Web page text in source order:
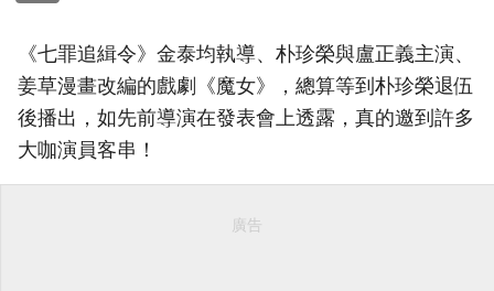
《七罪追緝令》金泰均執導、朴珍榮與盧正義主演、
姜草漫畫改編的戲劇《魔女》，總算等到朴珍榮退伍
後播出，如先前導演在發表會上透露，真的邀到許多
大咖演員客串！
廣告